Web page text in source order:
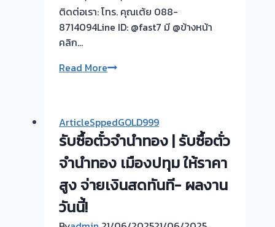
ระยะ
ทาง
ใกล้
เลือก
เวลา
ได้
<>
ติดต่อเรา: โทร. คุณเต้ย 088-
8714094Line ID: @fast7 มี @ข้างหน้า
คลิก…
Read Moreรับ
ทอง
ยินดี
บริการ
รับ
ถึง
ArticleSppedGOLD999
รับซื้อตั๋วจำนำทอง | รับซื้อตั่ว
จำนำทอง เมืองปทุม ให้ราคา
สูง จ่ายเงินสดทันที- ผลงาน
วันนี้!